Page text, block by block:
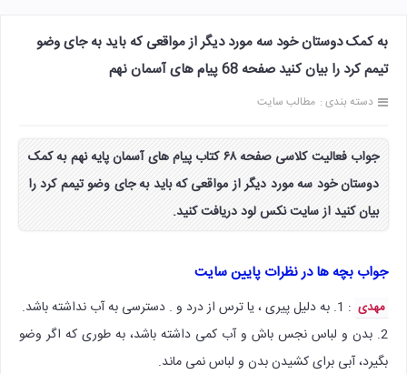
به کمک دوستان خود سه مورد دیگر از مواقعی که باید به جای وضو
تیمم کرد را بیان کنید صفحه 68 پیام های آسمان نهم
دسته بندی : مطالب سایت
جواب فعالیت کلاسی صفحه ۶۸ کتاب پیام های آسمان پایه نهم به کمک
دوستان خود سه مورد دیگر از مواقعی که باید به جای وضو تیمم کرد را
بیان کنید از سایت نکس لود دریافت کنید.
جواب بچه ها در نظرات پایین سایت
مهدی : 1. به دلیل پیری ، یا ترس از درد و . دسترسی به آب نداشته باشد.
2. بدن و لباس نجس باش و آب کمی داشته باشد، به طوری که اگر وضو
بگیرد، آبی برای کشیدن بدن و لباس نمی ماند.